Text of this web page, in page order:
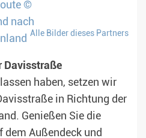
Alle Bilder dieses Partners
Davisstraße
haben, setzen wir
in Richtung der
Genießen Sie die
dem Außendeck und